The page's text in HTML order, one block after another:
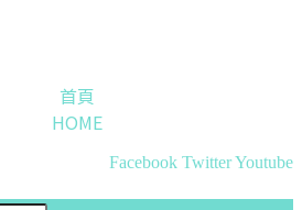
首頁
HOME
Facebook TwitterYoutube